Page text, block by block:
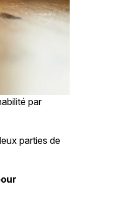
par
parties de